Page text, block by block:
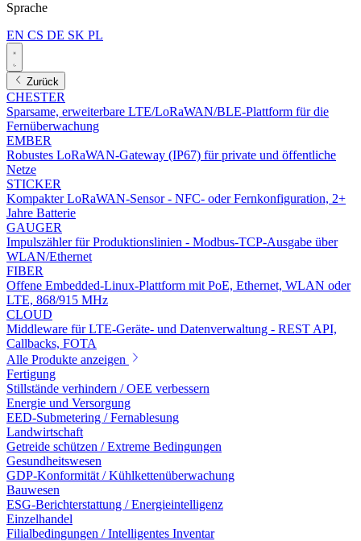
Sprache
EN CS DE SK PL
Zurück
CHESTER
Sparsame, erweiterbare LTE/LoRaWAN/BLE-Plattform für die
Fernüberwachung
EMBER
Robustes LoRaWAN-Gateway (IP67) für private und öffentliche
Netze
STICKER
Kompakter LoRaWAN-Sensor - NFC- oder Fernkonfiguration, 2+
Jahre Batterie
GAUGER
Impulszähler für Produktionslinien - Modbus-TCP-Ausgabe über
WLAN/Ethernet
FIBER
Offene Embedded-Linux-Plattform mit PoE, Ethernet, WLAN oder
LTE, 868/915 MHz
CLOUD
Middleware für LTE-Geräte- und Datenverwaltung - REST API,
Callbacks, FOTA
Alle Produkte anzeigen
Fertigung
Stillstände verhindern / OEE verbessern
Energie und Versorgung
EED-Submetering / Fernablesung
Landwirtschaft
Getreide schützen / Extreme Bedingungen
Gesundheitswesen
GDP-Konformität / Kühlkettenüberwachung
Bauwesen
ESG-Berichterstattung / Energieintelligenz
Einzelhandel
Filialbedingungen / Intelligentes Inventar